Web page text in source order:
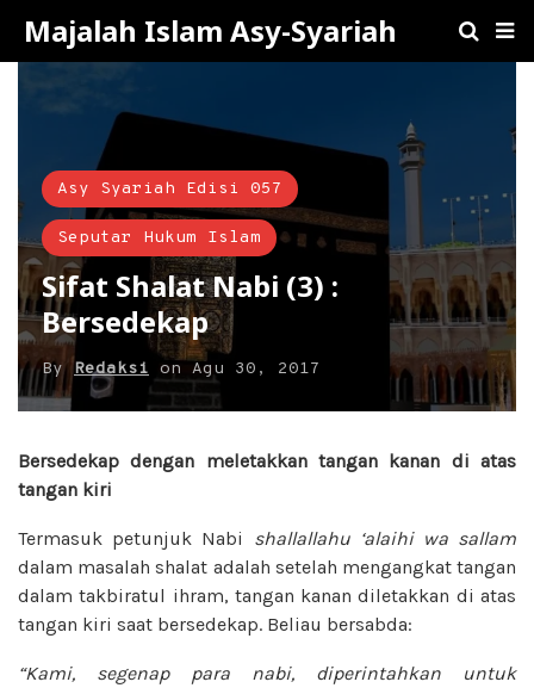
Majalah Islam Asy-Syariah
Asy Syariah Edisi 057
Seputar Hukum Islam
Sifat Shalat Nabi (3) :
Bersedekap
ByRedaksi on Agu 30, 2017
Bersedekap dengan meletakkan tangan kanan di atas
tangan kiri
Termasuk petunjuk Nabi shallallahu ‘alaihi wa sallam
dalam masalah shalat adalah setelah mengangkat tangan
dalam takbiratul ihram, tangan kanan diletakkan di atas
tangan kiri saat bersedekap. Beliau bersabda:
“Kami, segenap para nabi, diperintahkan untuk